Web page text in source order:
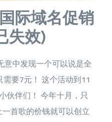
际域名促销
失效)
意中发现一个可以说是全
要7元！ 这个活动到11
伙伴们！ 今年十月，只
首歌的价钱就可以创立